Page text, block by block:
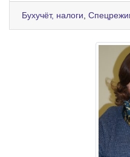
Бухучёт, налоги